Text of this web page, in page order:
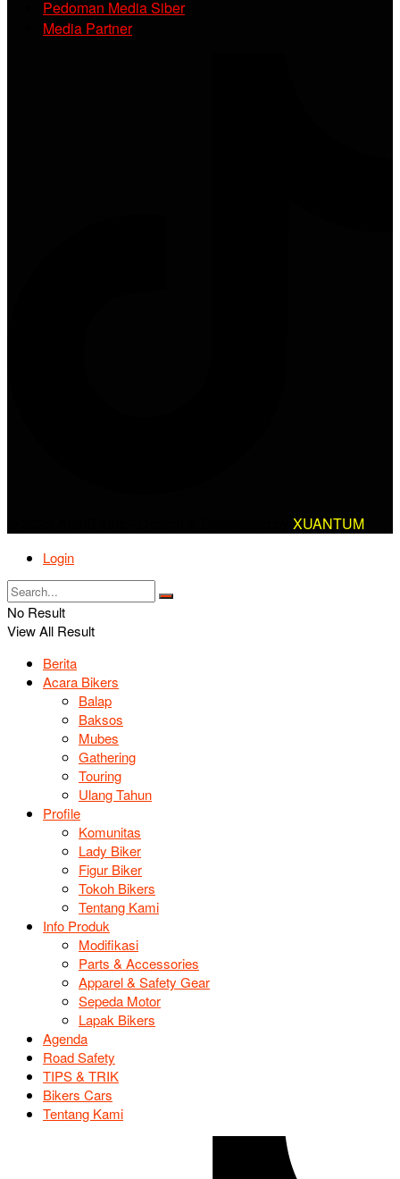
Pedoman Media Siber
Media Partner
XUANTUM
Login
No Result
View All Result
Berita
Acara Bikers
Balap
Baksos
Mubes
Gathering
Touring
Ulang Tahun
Profile
Komunitas
Lady Biker
Figur Biker
Tokoh Bikers
Tentang Kami
Info Produk
Modifikasi
Parts & Accessories
Apparel & Safety Gear
Sepeda Motor
Lapak Bikers
Agenda
Road Safety
TIPS & TRIK
Bikers Cars
Tentang Kami